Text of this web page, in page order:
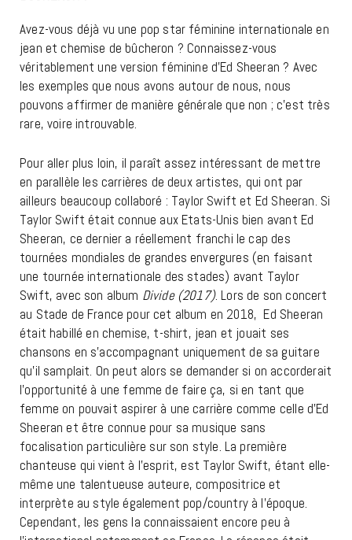
Avez-vous déjà vu une pop star féminine internationale en
jean et chemise de bûcheron ? Connaissez-vous
véritablement une version féminine d’Ed Sheeran ? Avec
les exemples que nous avons autour de nous, nous
pouvons affirmer de manière générale que non ; c’est très
rare, voire introuvable.
Pour aller plus loin, il paraît assez intéressant de mettre
en parallèle les carrières de deux artistes, qui ont par
ailleurs beaucoup collaboré : Taylor Swift et Ed Sheeran. Si
Taylor Swift était connue aux Etats-Unis bien avant Ed
Sheeran, ce dernier a réellement franchi le cap des
tournées mondiales de grandes envergures (en faisant
une tournée internationale des stades) avant Taylor
Swift, avec son album Divide (2017). Lors de son concert
au Stade de France pour cet album en 2018, Ed Sheeran
était habillé en chemise, t-shirt, jean et jouait ses
chansons en s’accompagnant uniquement de sa guitare
qu’il samplait. On peut alors se demander si on accorderait
l’opportunité à une femme de faire ça, si en tant que
femme on pouvait aspirer à une carrière comme celle d’Ed
Sheeran et être connue pour sa musique sans
focalisation particulière sur son style. La première
chanteuse qui vient à l’esprit, est Taylor Swift, étant elle-
même une talentueuse auteure, compositrice et
interprète au style également pop/country à l’époque.
Cependant, les gens la connaissaient encore peu à